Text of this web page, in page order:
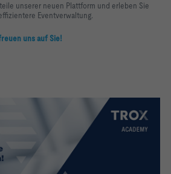
unserer neuen Plattform und erleben Sie
Eventverwaltung.
uns auf Sie!